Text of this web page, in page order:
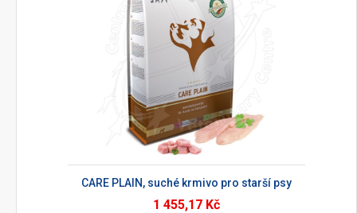
CARE PLAIN, suché krmivo pro starší psy
1 455,17 Kč